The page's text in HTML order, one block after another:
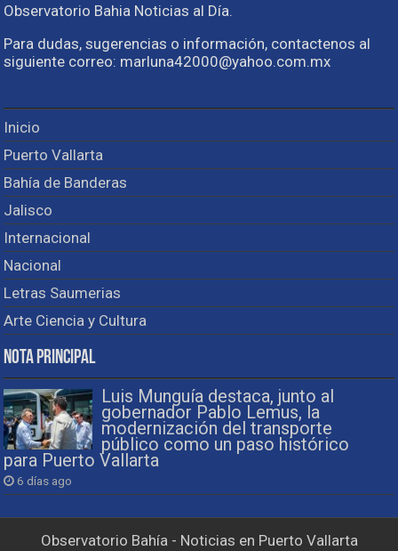
Observatorio Bahia Noticias al Día.
Para dudas, sugerencias o información, contactenos al
siguiente correo: marluna42000@yahoo.com.mx
Inicio
Puerto Vallarta
Bahía de Banderas
Jalisco
Internacional
Nacional
Letras Saumerias
Arte Ciencia y Cultura
Nota Principal
Luis Munguía destaca, junto al
gobernador Pablo Lemus, la
modernización del transporte
público como un paso histórico
para Puerto Vallarta
6 días ago
Observatorio Bahía - Noticias en Puerto Vallarta